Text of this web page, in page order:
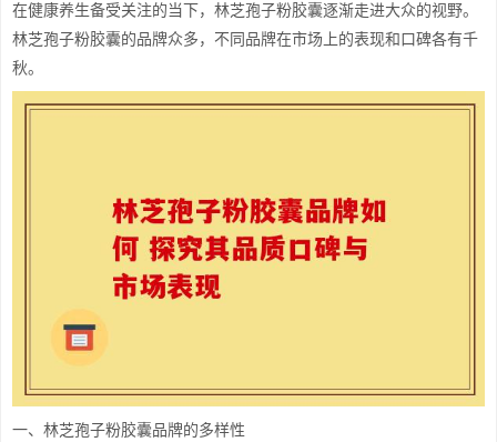
在健康养生备受关注的当下，林芝孢子粉胶囊逐渐走进大众的视野。
林芝孢子粉胶囊的品牌众多，不同品牌在市场上的表现和口碑各有千
秋。
一、林芝孢子粉胶囊品牌的多样性